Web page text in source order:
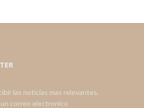
las noticias mas relevantes,
correo electronico